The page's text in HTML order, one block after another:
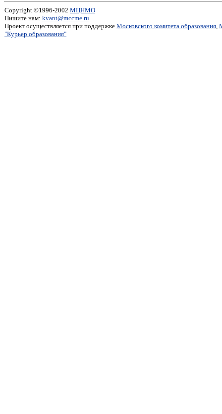
Copyright ©1996-2002 МЦНМО
Пишите нам: kvant@mccme.ru
Проект осуществляется при поддержке Московского комитета образования,
"Курьер образования"